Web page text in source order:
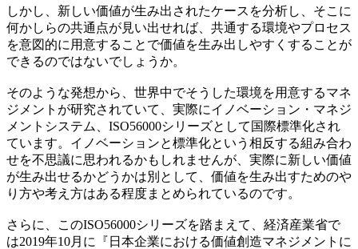
しかし、新しい価値が生み出されたケースを分析し、そこに
何かしらの共通点が見い出せれば、共通する環境やプロセス
を意図的に用意することで価値を生み出しやすくすることが
できるのではないでしょうか。
そのような発想から、世界中でそうした環境を用意するマネ
ジメントが研究されていて、実際にイノベーション・マネジ
メントシステム、ISO56000シリーズとして国際標準化され
ています。イノベーションと標準化という相反する組み合わ
せを不思議に思われるかもしれませんが、実際に新しい価値
が生み出せるかどうかは別として、価値を生み出すためのや
り方や考え方はある程度まとめられているのです。
さらに、このISO56000シリーズを踏まえて、経済産業省で
は2019年10月に『日本企業における価値創造マネジメントに